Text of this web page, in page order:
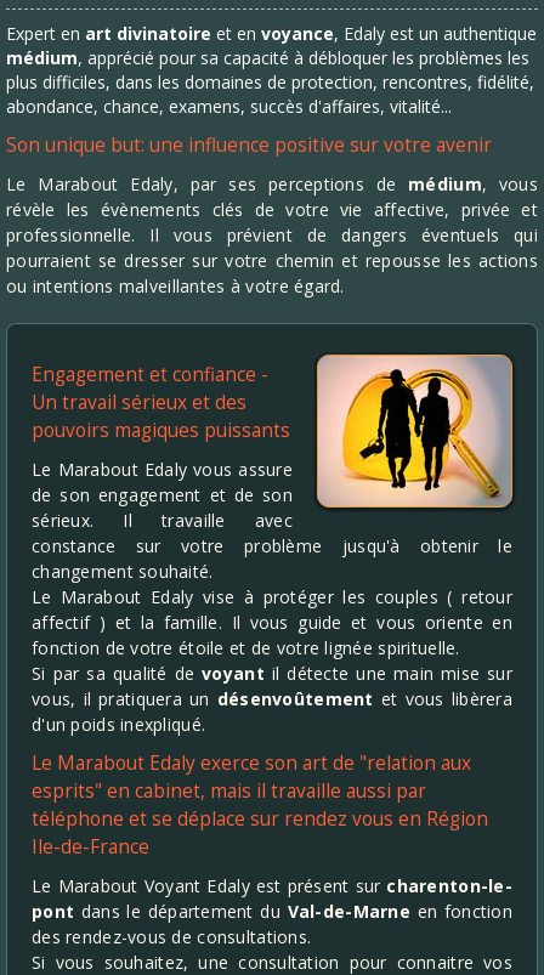
Expert en art divinatoire et en voyance, Edaly est un authentique
médium, apprécié pour sa capacité à débloquer les problèmes les
plus difficiles, dans les domaines de protection, rencontres, fidélité,
abondance, chance, examens, succès d'affaires, vitalité...
Son unique but: une influence positive sur votre avenir
Le Marabout Edaly, par ses perceptions de médium, vous
révèle les évènements clés de votre vie affective, privée et
professionnelle. Il vous prévient de dangers éventuels qui
pourraient se dresser sur votre chemin et repousse les actions
ou intentions malveillantes à votre égard.
Engagement et confiance -
Un travail sérieux et des
pouvoirs magiques puissants
Le Marabout Edaly vous assure
de son engagement et de son
sérieux. Il travaille avec
constance sur votre problème jusqu'à obtenir le
changement souhaité.
Le Marabout Edaly vise à protéger les couples ( retour
affectif ) et la famille. Il vous guide et vous oriente en
fonction de votre étoile et de votre lignée spirituelle.
Si par sa qualité devoyant il détecte une main mise sur
vous, il pratiquera un désenvoûtement et vous libèrera
d'un poids inexpliqué.
Le Marabout Edaly exerce son art de "relation aux
esprits" en cabinet, mais il travaille aussi par
téléphone et se déplace sur rendez vous en Région
Ile-de-France
Le Marabout Voyant Edaly est présent sur charenton-le-
pont dans le département du Val-de-Marne en fonction
des rendez-vous de consultations.
Si vous souhaitez, une consultation pour connaitre vos